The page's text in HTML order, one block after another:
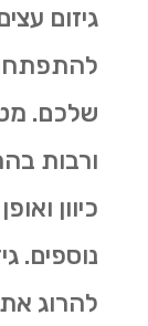
גיזום
שלכם.
ורבות
כיוון
נוספים.
להרוג